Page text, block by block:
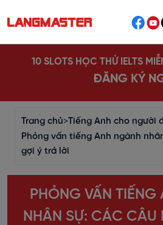
10 SLOTS HỌC THỬ IELTS
ĐĂNG KÝ
Trang chủ>Tiếng Anh cho người
Phỏng vấn tiếng Anh ngành
gợi ý trả lời
PHỎNG VẤN TIẾNG
NHÂN SỰ: CÁC CÂU